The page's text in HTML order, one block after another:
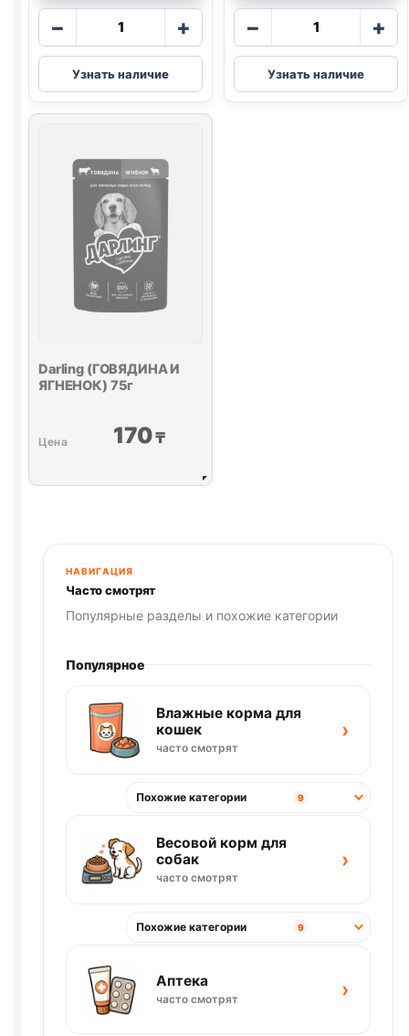
−
Количество
Darsi
(ВСЕ
ПОРОДЫ,
ЯБЛОКО)
85г
+
Узнать наличие
−
Количество
Pro
Plan
(КУРИЦА)
+
Узнать наличие
Darling (ГОВЯДИНА И
ЯГНЕНОК) 75г
170₸
НАВИГАЦИЯ
Часто смотрят
Популярные разделы и похожие категории
Популярное
Влажные корма для
кошек
часто смотрят
›
Похожие категории 9
Весовой корм для
собак
часто смотрят
›
Похожие категории 9
Аптека
часто смотрят ›